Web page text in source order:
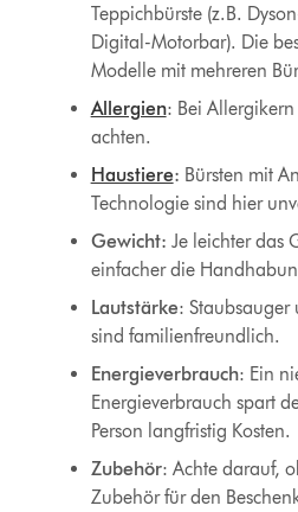
Teppichbürste (z.B.
Digital-Motorbar). Die
Modelle mit mehreren
Allergien: Bei Allergikern
achten.
Haustiere: Bürsten mit
Technologie sind hier
Gewicht: Je leichter das
einfacher die
Lautstärke: Staubsauger
sind familienfreundlich.
Energieverbrauch: Ein
Energieverbrauch spart
Person langfristig Kosten.
Zubehör: Achte darauf,
Zubehör für den